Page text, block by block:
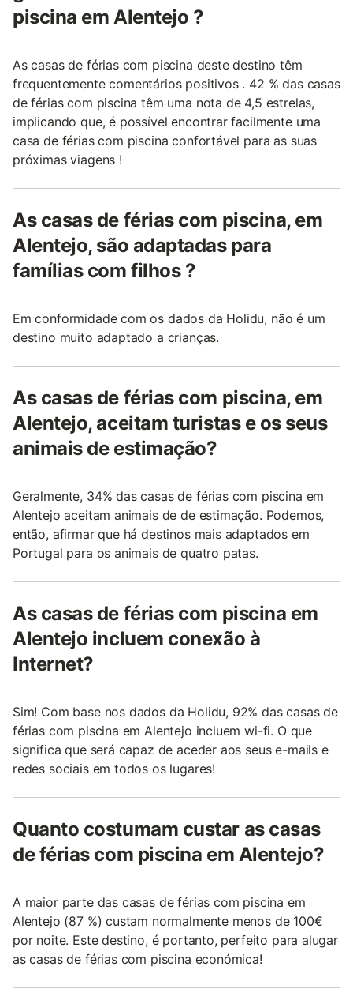
piscina em Alentejo ?
As casas de férias com piscina deste destino têm
frequentemente comentários positivos . 42 % das casas
de férias com piscina têm uma nota de 4,5 estrelas,
implicando que, é possível encontrar facilmente uma
casa de férias com piscina confortável para as suas
próximas viagens !
As casas de férias com piscina, em
Alentejo, são adaptadas para
famílias com filhos ?
Em conformidade com os dados da Holidu, não é um
destino muito adaptado a crianças.
As casas de férias com piscina, em
Alentejo, aceitam turistas e os seus
animais de estimação?
Geralmente, 34% das casas de férias com piscina em
Alentejo aceitam animais de de estimação. Podemos,
então, afirmar que há destinos mais adaptados em
Portugal para os animais de quatro patas.
As casas de férias com piscina em
Alentejo incluem conexão à
Internet?
Sim! Com base nos dados da Holidu, 92% das casas de
férias com piscina em Alentejo incluem wi-fi. O que
significa que será capaz de aceder aos seus e-mails e
redes sociais em todos os lugares!
Quanto costumam custar as casas
de férias com piscina em Alentejo?
A maior parte das casas de férias com piscina em
Alentejo (87 %) custam normalmente menos de 100€
por noite. Este destino, é portanto, perfeito para alugar
as casas de férias com piscina económica!